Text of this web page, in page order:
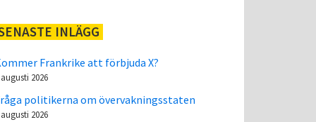
INLÄGG
Frankrike att förbjuda X?
2026
politikerna om övervakningsstaten
2026